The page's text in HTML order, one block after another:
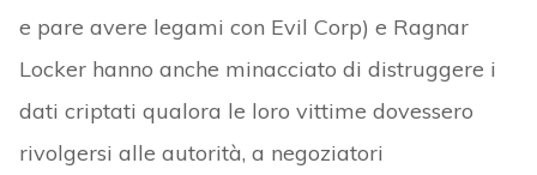
e pare avere legami con Evil Corp) e Ragnar
Locker hanno anche minacciato di distruggere i
dati criptati qualora le loro vittime dovessero
rivolgersi alle autorità, a negoziatori